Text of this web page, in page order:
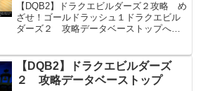
【DQB2】ドラクエビルダーズ２攻略 め
ざせ！ゴールドラッシュ１ドラクエビル
ダーズ２ 攻略データベーストップへ※
旧しよう（０/１００％）・バーを建てよ
う（０/１００％）〇...
【DQB2】ドラクエビルダーズ
２ 攻略データベーストップ